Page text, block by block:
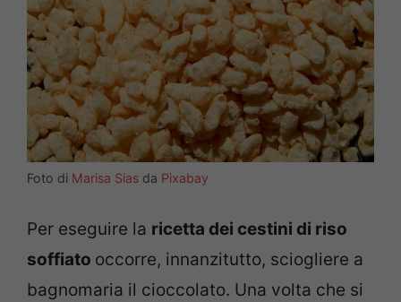
Foto di Marisa Sias da Pixabay
Per eseguire la ricetta dei cestini di riso
soffiato occorre, innanzitutto, sciogliere a
bagnomaria il cioccolato. Una volta che si